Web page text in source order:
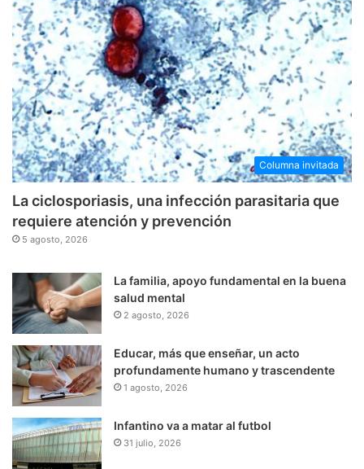
Columna invitada
La ciclosporiasis, una infección parasitaria que
requiere atención y prevención
5 agosto, 2026
La familia, apoyo fundamental en la buena
salud mental
2 agosto, 2026
Educar, más que enseñar, un acto
profundamente humano y trascendente
1 agosto, 2026
Infantino va a matar al futbol
31 julio, 2026